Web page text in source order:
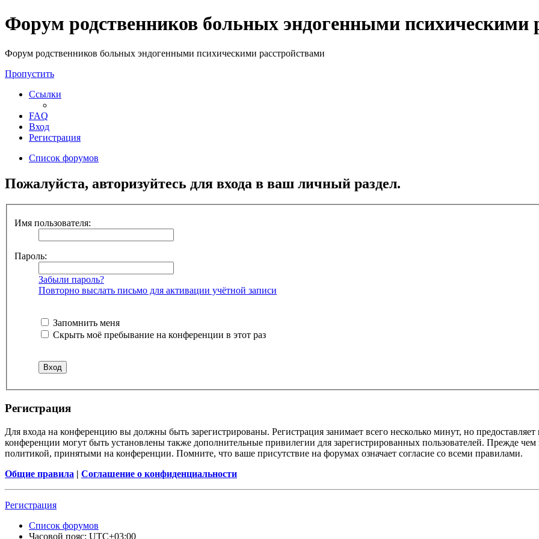
Регистрация
Форум родственников больных эндогенными психическими
Форум родственников больных эндогенными психическими расстройствами
Пропустить
Ссылки
FAQ
Вход
Регистрация
Список форумов
Пожалуйста, авторизуйтесь для входа в ваш личный раздел.
Имя пользователя:
Пароль:
Забыли пароль?
Повторно выслать письмо для активации учётной записи
Запомнить меня
Скрыть моё пребывание на конференции в этот раз
Регистрация
Для входа на конференцию вы должны быть зарегистрированы. Регистрация занимает всего несколько минут, но
конференции могут быть установлены также дополнительные привилегии для зарегистрированных пользователей. Прежде чем
политикой, принятыми на конференции. Помните, что ваше присутствие на форумах означает согласие со всеми правилами.
Общие правила | Соглашение о конфиденциальности
Регистрация
Список форумов
Часовой пояс: UTC+03:00